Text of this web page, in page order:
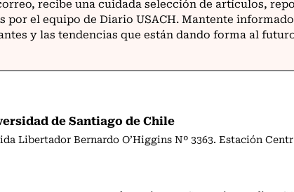
de Santiago de Chile
Libertador Bernardo O’Higgins Nº 3363. Estación